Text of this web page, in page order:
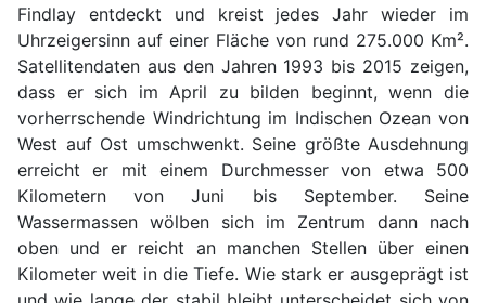
Findlay entdeckt und kreist jedes Jahr wieder im
Uhrzeigersinn auf einer Fläche von rund 275.000 Km².
Satellitendaten aus den Jahren 1993 bis 2015 zeigen,
dass er sich im April zu bilden beginnt, wenn die
vorherrschende Windrichtung im Indischen Ozean von
West auf Ost umschwenkt. Seine größte Ausdehnung
erreicht er mit einem Durchmesser von etwa 500
Kilometern von Juni bis September. Seine
Wassermassen wölben sich im Zentrum dann nach
oben und er reicht an manchen Stellen über einen
Kilometer weit in die Tiefe. Wie stark er ausgeprägt ist